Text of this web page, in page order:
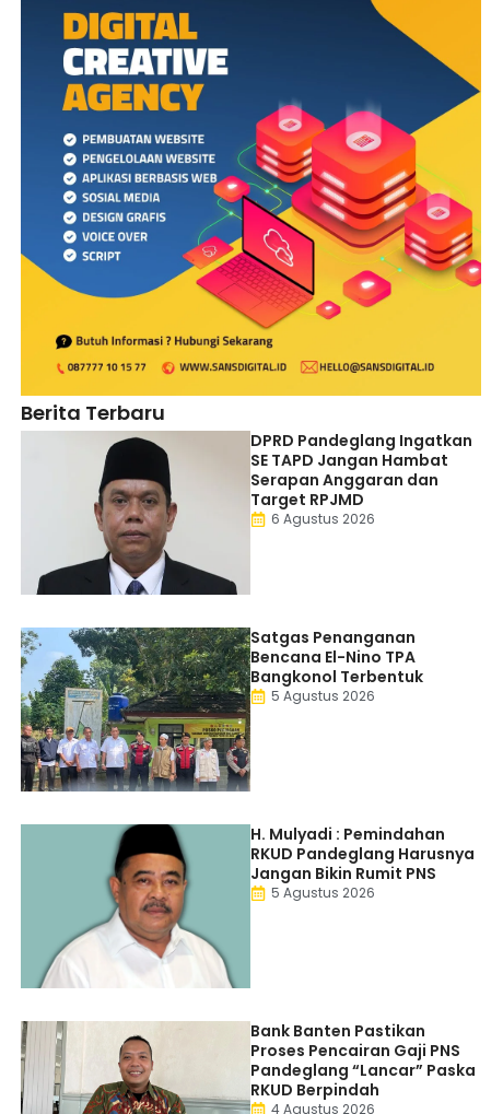
Berita Terbaru
DPRD Pandeglang Ingatkan
SE TAPD Jangan Hambat
Serapan Anggaran dan
Target RPJMD
6 Agustus 2026
Satgas Penanganan
Bencana El-Nino TPA
Bangkonol Terbentuk
5 Agustus 2026
H. Mulyadi : Pemindahan
RKUD Pandeglang Harusnya
Jangan Bikin Rumit PNS
5 Agustus 2026
Bank Banten Pastikan
Proses Pencairan Gaji PNS
Pandeglang “Lancar” Paska
RKUD Berpindah
4 Agustus 2026